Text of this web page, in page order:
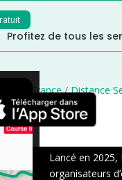
Profitez de tous les
× France/Distance
Lancé en
organisateurs